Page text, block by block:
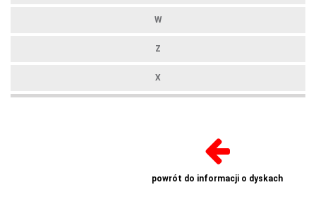
W
Z
X
powrót do informacji o dyskach